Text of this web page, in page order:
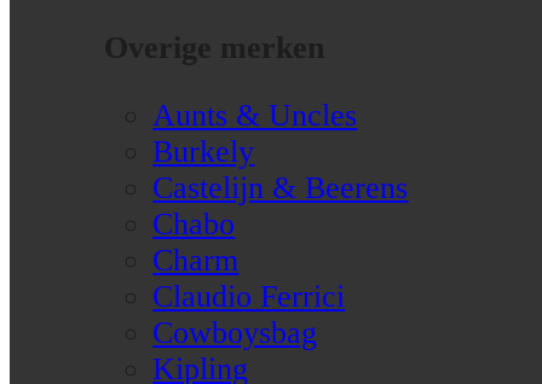
Overige merken
Aunts & Uncles
Burkely
Castelijn & Beerens
Chabo
Charm
Claudio Ferrici
Cowboysbag
Kipling